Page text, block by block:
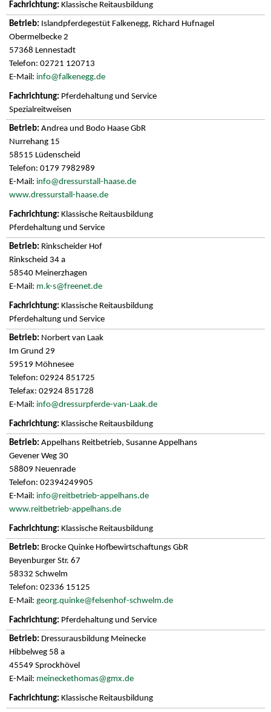
Klassische Reitausbildung
Islandpferdegestüt Falkenegg, Richard Hufnagel
Obermelbecke 2
57368 Lennestadt
Telefon: 02721 120713
E-Mail: info@falkenegg.de
Pferdehaltung und Service
Spezialreitweisen
Andrea und Bodo Haase GbR
Nurrehang 15
58515 Lüdenscheid
Telefon: 0179 7982989
E-Mail: info@dressurstall-haase.de
www.dressurstall-haase.de
Klassische Reitausbildung
Pferdehaltung und Service
Rinkscheider Hof
Rinkscheid 34 a
58540 Meinerzhagen
E-Mail: m.k-s@freenet.de
Klassische Reitausbildung
Pferdehaltung und Service
Norbert van Laak
Im Grund 29
59519 Möhnesee
Telefon: 02924 851725
Telefax: 02924 851728
E-Mail: info@dressurpferde-van-Laak.de
Klassische Reitausbildung
Appelhans Reitbetrieb, Susanne Appelhans
Gevener Weg 30
58809 Neuenrade
Telefon: 02394249905
E-Mail: info@reitbetrieb-appelhans.de
www.reitbetrieb-appelhans.de
Klassische Reitausbildung
Brocke Quinke Hofbewirtschaftungs GbR
Beyenburger Str. 67
58332 Schwelm
Telefon: 02336 15125
E-Mail: georg.quinke@felsenhof-schwelm.de
Pferdehaltung und Service
Dressurausbildung Meinecke
Hibbelweg 58 a
45549 Sprockhövel
E-Mail: meineckethomas@gmx.de
Klassische Reitausbildung